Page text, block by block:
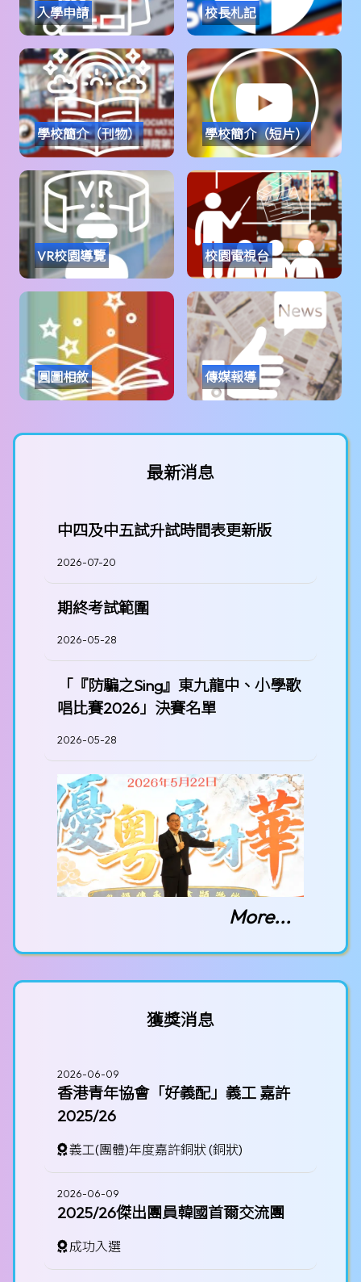
入學申請 校長札記
學校簡介（刊物） 學校簡介（短片）
VR校園導覽 校園電視台
圓圖相敘 傳媒報導
最新消息
中四及中五試升試時間表更新版
2026-07-20
期終考試範圍
2026-05-28
「『防騙之Sing』東九龍中、小學歌
唱比賽2026」決賽名單
2026-05-28
優粵展才華
2026-05-22
第十屆全港學界 「中史解碼」——人
2026-05-20
More...
獲獎消息
2026-06-09
香港青年協會「好義配」義工 嘉許
2025/26
義工(團體)年度嘉許銅狀 (銅狀)
2026-06-09
2025/26傑出團員韓國首爾交流團
成功入選